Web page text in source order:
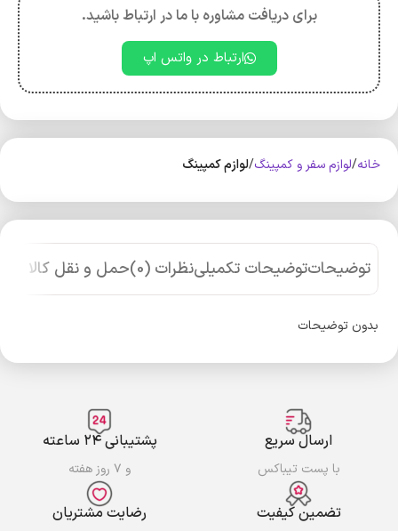
برای دریافت مشاوره با ما در ارتباط باشید.
ارتباط در واتس اپ
خانه لوازم سفر و کمپینگ لوازم کمپینگ
توضیحاتتوضیحات تکمیلینظرات (0) حمل و نقل کالا
بدون توضیحات
ارسال سریع
با پست تیباکس
پشتیبانی ۲۴ ساعته
و ۷ روز هفته
تضمین کیفیت رضایت مشتریان